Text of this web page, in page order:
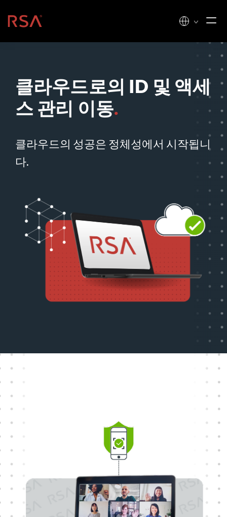
홈
클라우드로의 ID 및 액세
스 관리 이동.
클라우드의 성공은 정체성에서 시작됩니
다.